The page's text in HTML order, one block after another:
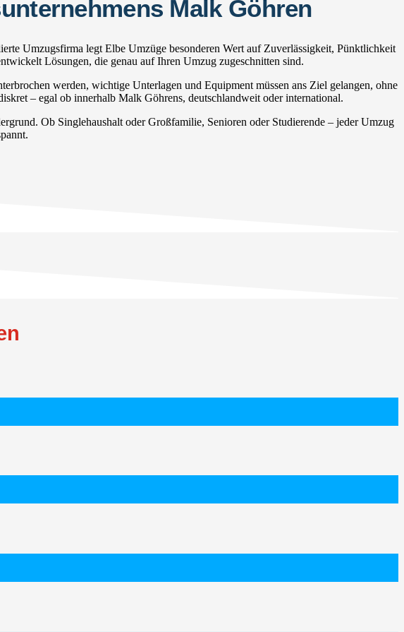
Malk Göhren
Umzugsfirma legt Elbe Umzüge besonderen Wert auf Zuverlässigkeit, Pünktlichkeit
Lösungen, die genau auf Ihren Umzug zugeschnitten sind.
werden, wichtige Unterlagen und Equipment müssen ans Ziel gelangen, ohne
– egal ob innerhalb Malk Göhrens, deutschlandweit oder international.
Ob Singlehaushalt oder Großfamilie, Senioren oder Studierende – jeder Umzug